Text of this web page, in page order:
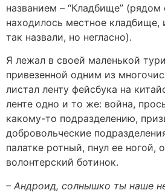
названием – “Кладбище”
находилось местное
так назвали, но негласно).
Я лежал в своей маленькой
привезенной одним из
листал ленту фейсбука на
ленте одно и то же: война,
какому-то подразделению,
добровольческие
палатке ротный, пнул ее ногой,
волонтерский ботинок.
– Андроид, солнышко ты наше